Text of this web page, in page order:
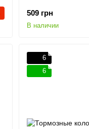
509 грн
В наличии
6
6